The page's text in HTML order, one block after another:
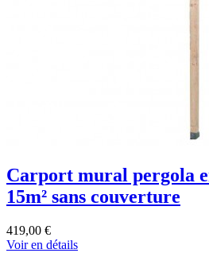
Carport mural pergola
15m² sans couverture
419,00 €
Voir en détails